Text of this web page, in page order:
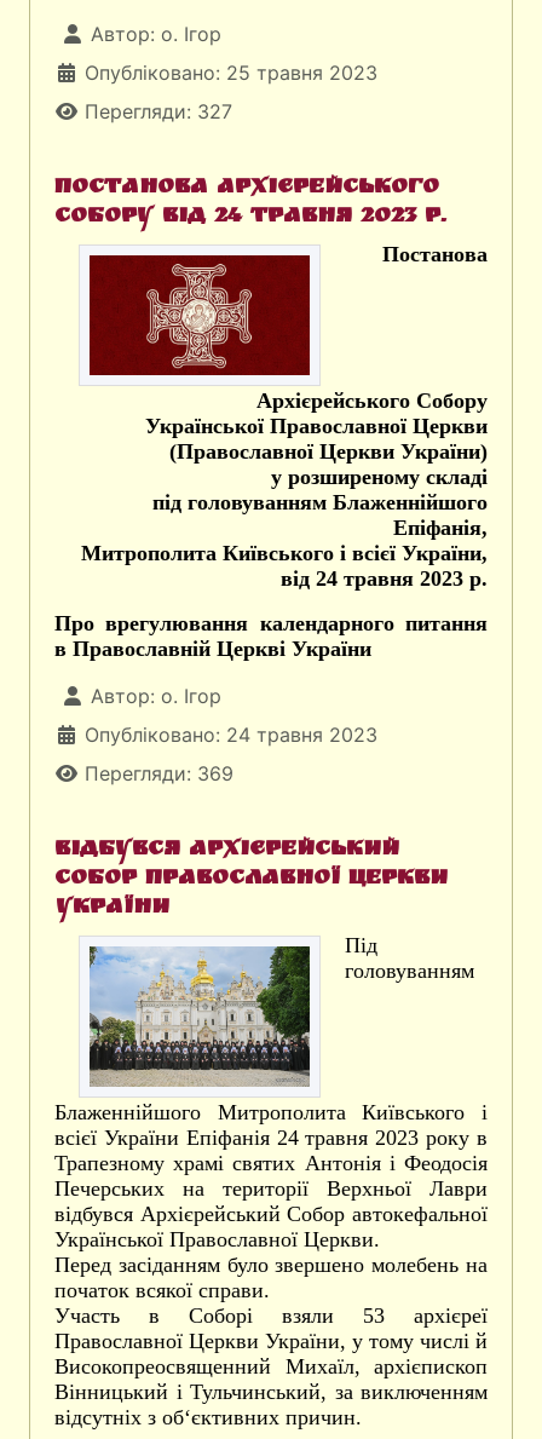
Автор: о. Ігор
Опубліковано: 25 травня 2023
Перегляди: 327
Постанова Архієрейського
Собору від 24 травня 2023 р.
Постанова
Архієрейського Собору
Української Православної Церкви
(Православної Церкви України)
у розширеному складі
під головуванням Блаженнійшого
Епіфанія,
Митрополита Київського і всієї України,
від 24 травня 2023 р.
Про врегулювання календарного питання
в Православній Церкві України
Автор: о. Ігор
Опубліковано: 24 травня 2023
Перегляди: 369
Відбувся Архієрейський
Собор Православної Церкви
України
Під
головуванням
Блаженнійшого Митрополита Київського і
всієї України Епіфанія 24 травня 2023 року в
Трапезному храмі святих Антонія і Феодосія
Печерських на території Верхньої Лаври
відбувся Архієрейський Собор автокефальної
Української Православної Церкви.
Перед засіданням було звершено молебень на
початок всякої справи.
Участь в Соборі взяли 53 архієреї
Православної Церкви України, у тому числі й
Високопреосвященний Михаїл, архієпископ
Вінницький і Тульчинський, за виключенням
відсутніх з об‘єктивних причин.